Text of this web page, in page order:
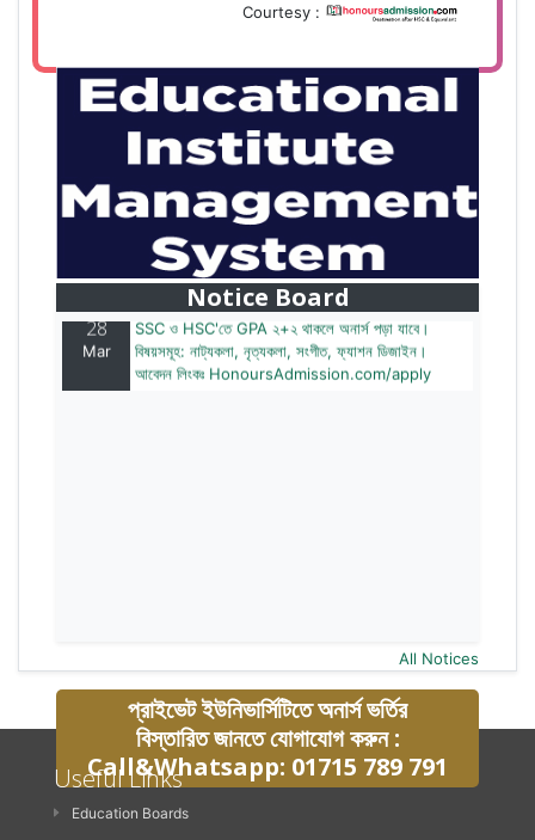
Courtesy :
Notice Board
বাজেটের মধ্যে প্রাইভেট ইউনিভার্সিটিতে অনার্স পড়ার সুযোগ।
২০টির অধিক বিষয়, ৪ বছরে মোট খরচ ২ লক্ষ থেকে ৫ লক্ষ টাকা।
আবেদন লিংকঃ HonoursAdmission.com/apply
28
Mar
SSC ও HSC'তে GPA ২+২ থাকলে অনার্স পড়া যাবে।
বিষয়সমূহ: নাট্যকলা, নৃত্যকলা, সংগীত, ফ্যাশন ডিজাইন।
আবেদন লিংকঃ HonoursAdmission.com/apply
All Notices
প্রাইভেট ইউনিভার্সিটিতে অনার্স ভর্তির
বিস্তারিত জানতে যোগাযোগ করুন :
Call&Whatsapp: 01715 789 791
Useful Links
Education Boards